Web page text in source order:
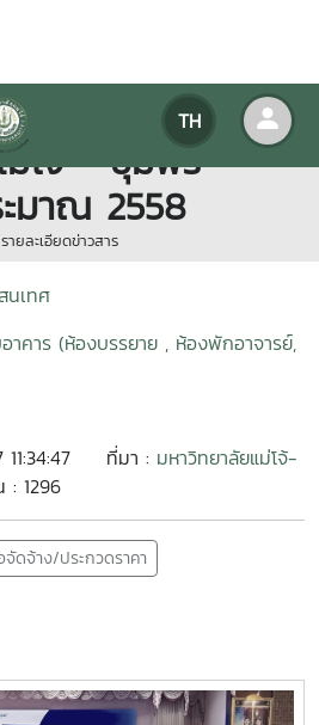
TH
ราคา
โจ้ - ชุมพร
มาณ 2558
รายละเอียดข่าวสาร
นเทศ
คาร (ห้องบรรยาย , ห้องพักอาจารย์,
ที่มา : มหาวิทยาลัยแม่โจ้-
: 1296
ดจ้าง/ประกวดราคา